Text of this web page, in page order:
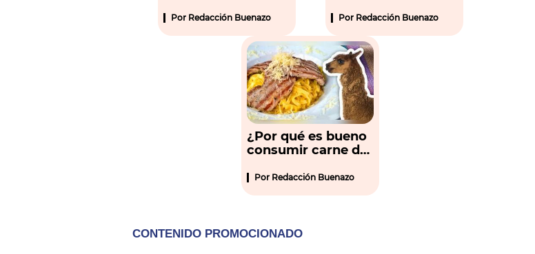
delivery? Aquí 6
alternativas
Por Redacción Buenazo Por Redacción Buenazo
¿Por qué es bueno
consumir carne de
razones
Por Redacción Buenazo